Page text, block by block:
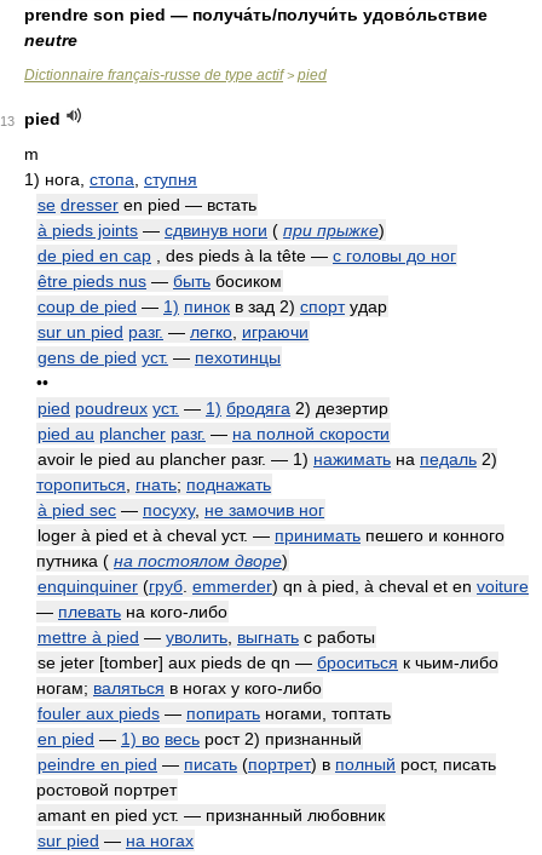
prendre son pied — получа́ть/получи́ть удово́льствие
neutre
Dictionnaire français-russe de type actif> pied
13
pied
m
1) нога, стопа ступня
se dresser en pied — встать
à pieds joints — сдвинув ноги ( при прыжке)
de pied en cap
, des pieds à la tête — с головы до ног
être pieds nus — быть босиком
coup de pied — 1) пинок в зад 2) спортудар
sur un pied разг. — легко играючи
gens de pied уст. — пехотинцы
••
pied poudreux уст. — 1) бродяга 2) дезертир
pied au plancher разг. — на полной скорости
avoir le pied au plancher разг. — 1) нажимать на педаль 2)
торопиться
гнать; поднажать
à pied sec — посуху, не замочив ног
loger à pied et à cheval уст. — принимать пешего и конного
путника ( на постоялом дворе)
enquinquiner (груб emmerder) qn à pied, à cheval et en voiture
— плевать на кого-либо
mettre à pied — уволить выгнать с работы
se jeter [tomber] aux pieds de qn — броситься к чьим-либо
ногам; валяться в ногах у кого-либо
fouler aux pieds — попирать ногами, топтать
en pied — 1) во весь рост 2) признанный
peindre en pied — писать (портрет) в полный рост, писать
ростовой портрет
amant en pied уст. — признанный любовник
sur pied — на ногах